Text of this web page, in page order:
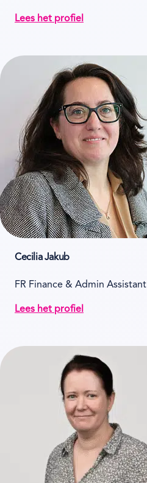
Lees het profiel
Cecilia Jakub
FR Finance & Admin Assistant
Lees het profiel